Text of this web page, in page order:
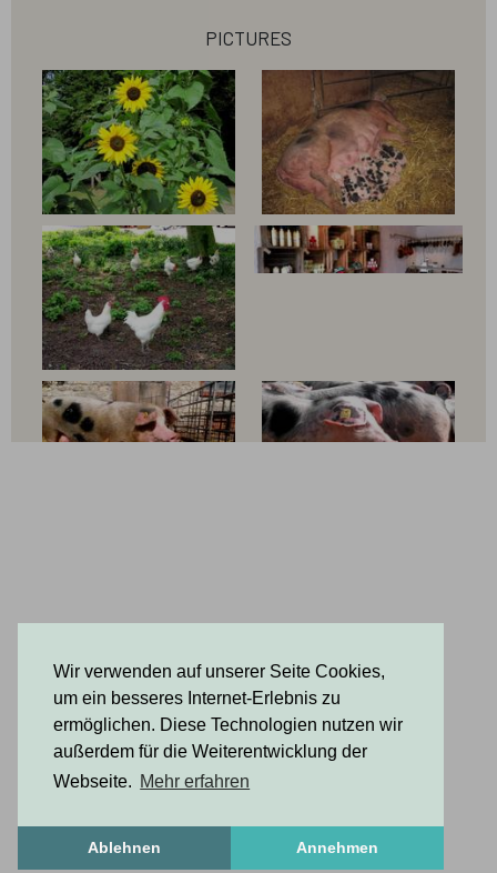
Wir verwenden auf unserer Seite Cookies,
um ein besseres Internet-Erlebnis zu
ermöglichen. Diese Technologien nutzen wir
außerdem für die Weiterentwicklung der
Webseite. Mehr erfahren
Ablehnen Annehmen
Bleues im Hühnermobil leben. Hier unsere
einschließlich 5 Jahren frei Kinder von 6 bis 15
Jahren € 4,00 Erwachsene und Kinder ab 16
Jahren € 8,00 Sollten Sie Interesse an einer
unserer Hofführungen haben, bitte wir
unbedingt um vorherige Anmeldung per E-Mail
an info@bauer-hillmann. de oder kommen Sie
bei uns im Hofladen vorbei und melden Sie sich
an. Auf Grund der Corona Krise, ist die
Teilnehmerzahl begrenzt! Bitte geben Sie in
Ihrer E-Mail Ihren Wunschtermin (Datum und
Uhrzeit) sowie die Anzahl der Teilnehmer
bekannt. Wir freuen uns auf Ihren Besuch! Ihre
Familie Hillmann
pictures